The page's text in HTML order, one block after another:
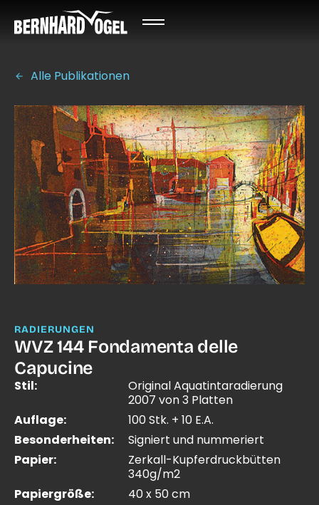
Alle Publikationen
RADIERUNGEN
WVZ 144 Fondamenta delle
Capucine
Stil:
Original Aquatintaradierung
2007 von 3 Platten
Auflage:
100 Stk. + 10 E.A.
Besonderheiten:
Signiert und nummeriert
Papier:
Zerkall-Kupferdruckbütten
340g/m2
Papiergröße:
40 x 50 cm